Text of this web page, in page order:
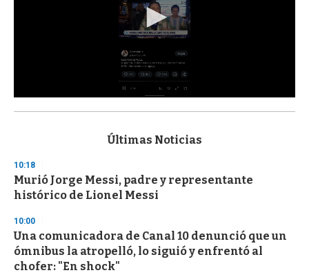
s
d
s
o
f
3
s
e
c
o
Últimas Noticias
10:18
Murió Jorge Messi, padre y representante
histórico de Lionel Messi
10:00
Una comunicadora de Canal 10 denunció que un
ómnibus la atropelló, lo siguió y enfrentó al
chofer: "En shock"